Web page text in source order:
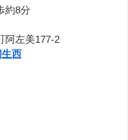
約8分
阿左美177-2
西